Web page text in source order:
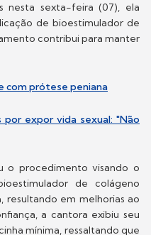
nesta sexta-feira (07), ela
de bioestimulador de
contribui para manter
com prótese peniana
expor vida sexual: "Não
o procedimento visando o
de colágeno
resultando em melhorias ao
a cantora exibiu seu
mínima, ressaltando que